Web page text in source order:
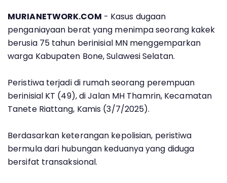
MURIANETWORK.COM - Kasus dugaan
penganiayaan berat yang menimpa seorang kakek
berusia 75 tahun berinisial MN menggemparkan
warga Kabupaten Bone, Sulawesi Selatan.
Peristiwa terjadi di rumah seorang perempuan
berinisial KT (49), di Jalan MH Thamrin, Kecamatan
Tanete Riattang, Kamis (3/7/2025).
Berdasarkan keterangan kepolisian, peristiwa
bermula dari hubungan keduanya yang diduga
bersifat transaksional.